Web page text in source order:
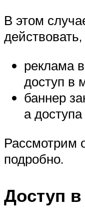
В этом
реклама
доступ в
баннер
а
Рассмотрим
подробно.
Доступ